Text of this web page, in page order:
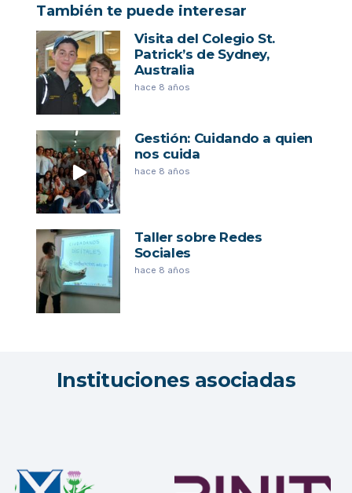
También te puede interesar
Visita del Colegio St.
Patrick’s de Sydney,
Australia
hace 8 años
Gestión: Cuidando a quien
nos cuida
hace 8 años
Taller sobre Redes
Sociales
hace 8 años
Instituciones asociadas